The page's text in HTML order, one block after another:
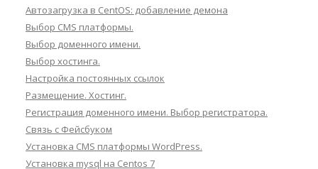
Автозагрузка в CentOS: добавление демона
Выбор CMS платформы.
Выбор доменного имени.
Выбор хостинга.
Настройка постоянных ссылок
Размещение. Хостинг.
Регистрация доменного имени. Выбор регистратора.
Связь с Фейсбуком
Установка CMS платформы WordPress.
Установка mysql на Centos 7